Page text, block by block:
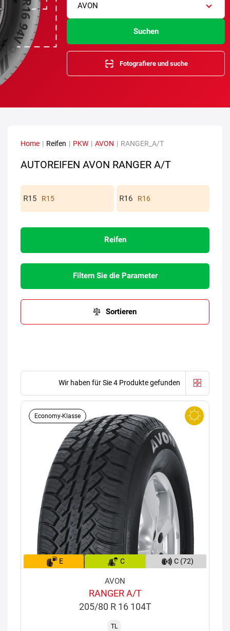
AVON
Suchen
Fotografiere und suche
Home | Reifen | PKW | AVON | RANGER_A/T
AUTOREIFEN AVON RANGER A/T
R15 R16
Reifen
Filtern Sie die Parameter
Sortieren
Wir haben für Sie 4 Produkte gefunden
Economy-Klasse
E C C (72)
AVON
RANGER A/T
205/80 R 16 104T
TL